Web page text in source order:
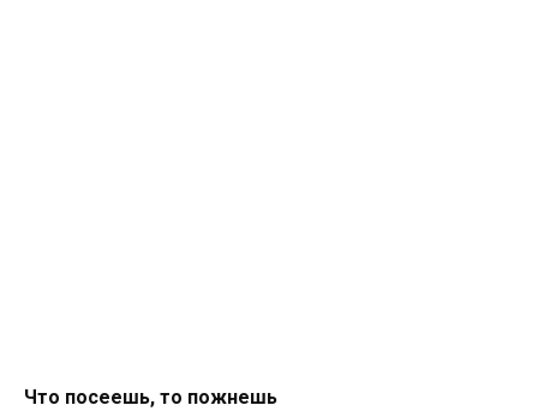
Что посеешь, то пожнешь